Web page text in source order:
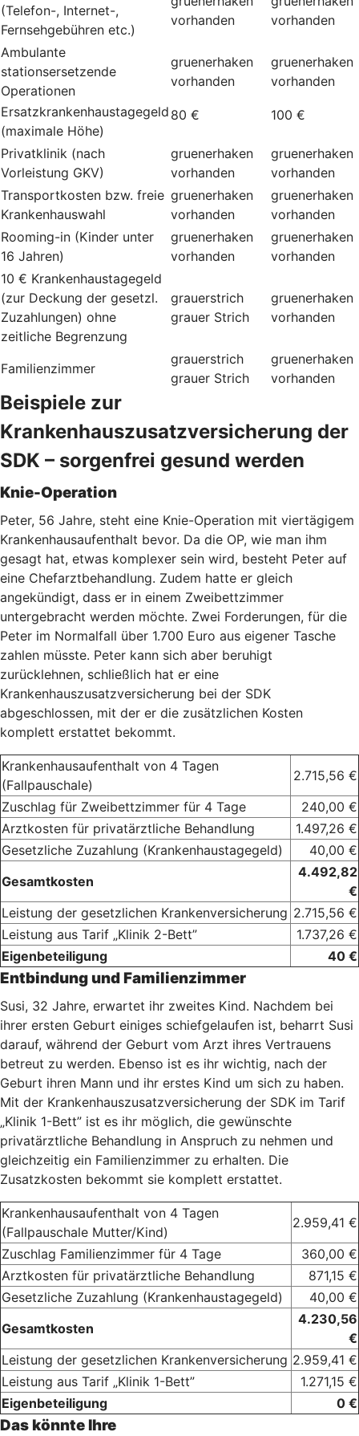
(Telefon-, Internet-,
Fernsehgebühren etc.)
vorhanden
vorhanden
Ambulante
stationsersetzende
Operationen
gruenerhaken
vorhanden
gruenerhaken
vorhanden
Ersatzkrankenhaustagegeld
(maximale Höhe)
80 € 100 €
Privatklinik (nach
Vorleistung GKV)
gruenerhaken
vorhanden
gruenerhaken
vorhanden
Transportkosten bzw. freie
Krankenhauswahl
gruenerhaken
vorhanden
gruenerhaken
vorhanden
Rooming-in (Kinder unter
16 Jahren)
gruenerhaken
vorhanden
gruenerhaken
vorhanden
10 € Krankenhaustagegeld
(zur Deckung der gesetzl.
Zuzahlungen) ohne
zeitliche Begrenzung
grauerstrich
grauer Strich
gruenerhaken
vorhanden
Familienzimmer
grauerstrich
grauer Strich
gruenerhaken
vorhanden
Beispiele zur
Krankenhauszusatzversicherung der
SDK – sorgenfrei gesund werden
Knie-Operation
Peter, 56 Jahre, steht eine Knie-Operation mit viertägigem
Krankenhausaufenthalt bevor. Da die OP, wie man ihm
gesagt hat, etwas komplexer sein wird, besteht Peter auf
eine Chefarztbehandlung. Zudem hatte er gleich
angekündigt, dass er in einem Zweibettzimmer
untergebracht werden möchte. Zwei Forderungen, für die
Peter im Normalfall über 1.700 Euro aus eigener Tasche
zahlen müsste. Peter kann sich aber beruhigt
zurücklehnen, schließlich hat er eine
Krankenhauszusatzversicherung bei der SDK
abgeschlossen, mit der er die zusätzlichen Kosten
komplett erstattet bekommt.
Krankenhausaufenthalt von 4 Tagen
(Fallpauschale)
2.715,56 €
Zuschlag für Zweibettzimmer für 4 Tage
240,00 €
Arztkosten für privatärztliche Behandlung
1.497,26 €
Gesetzliche Zuzahlung (Krankenhaustagegeld)
40,00 €
Gesamtkosten
4.492,82
€
Leistung der gesetzlichen Krankenversicherung 2.715,56 €
Leistung aus Tarif „Klinik 2-Bett”
1.737,26 €
Eigenbeteiligung
40 €
Entbindung und Familienzimmer
Susi, 32 Jahre, erwartet ihr zweites Kind. Nachdem bei
ihrer ersten Geburt einiges schiefgelaufen ist, beharrt Susi
darauf, während der Geburt vom Arzt ihres Vertrauens
betreut zu werden. Ebenso ist es ihr wichtig, nach der
Geburt ihren Mann und ihr erstes Kind um sich zu haben.
Mit der Krankenhauszusatzversicherung der SDK im Tarif
„Klinik 1-Bett” ist es ihr möglich, die gewünschte
privatärztliche Behandlung in Anspruch zu nehmen und
gleichzeitig ein Familienzimmer zu erhalten. Die
Zusatzkosten bekommt sie komplett erstattet.
Krankenhausaufenthalt von 4 Tagen
(Fallpauschale Mutter/Kind)
2.959,41 €
Zuschlag Familienzimmer für 4 Tage
360,00 €
Arztkosten für privatärztliche Behandlung
871,15 €
Gesetzliche Zuzahlung (Krankenhaustagegeld)
40,00 €
Gesamtkosten
4.230,56
€
Leistung der gesetzlichen Krankenversicherung 2.959,41 €
Leistung aus Tarif „Klinik 1-Bett”
1.271,15 €
Eigenbeteiligung
0 €
Das könnte Ihre